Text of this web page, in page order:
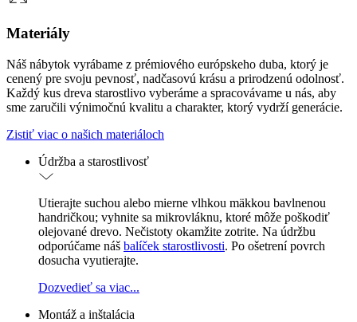
Materiály
Náš nábytok vyrábame z prémiového európskeho duba, ktorý je
cenený pre svoju pevnosť, nadčasovú krásu a prirodzenú odolnosť.
Každý kus dreva starostlivo vyberáme a spracovávame u nás, aby
sme zaručili výnimočnú kvalitu a charakter, ktorý vydrží generácie.
Zistiť viac o našich materiáloch
Údržba a starostlivosť
Utierajte suchou alebo mierne vlhkou mäkkou bavlnenou
handričkou; vyhnite sa mikrovláknu, ktoré môže poškodiť
olejované drevo. Nečistoty okamžite zotrite. Na údržbu
odporúčame náš balíček starostlivosti. Po ošetrení povrch
dosucha vyutierajte.
Dozvedieť sa viac...
Montáž a inštalácia